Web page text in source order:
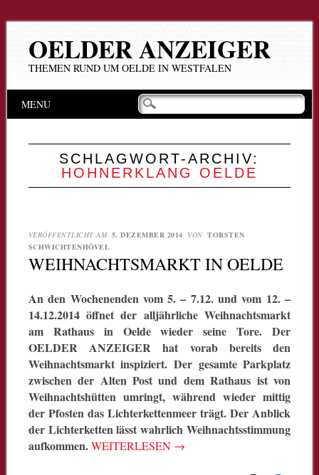
OELDER ANZEIGER
THEMEN RUND UM OELDE IN WESTFALEN
Hauptmenü
Inhalt
MENU
SCHLAGWORT-ARCHIV:
HOHNERKLANG OELDE
VERÖFFENTLICHT AM 5. DEZEMBER 2014 VON TORSTEN
SCHWICHTENHÖVEL
WEIHNACHTSMARKT IN OELDE
An den Wochenenden vom 5. – 7.12. und vom 12. –
14.12.2014 öffnet der alljährliche Weihnachtsmarkt
am Rathaus in Oelde wieder seine Tore. Der
OELDER ANZEIGER hat vorab bereits den
Weihnachtsmarkt inspiziert. Der gesamte Parkplatz
zwischen der Alten Post und dem Rathaus ist von
Weihnachtshütten umringt, während wieder mittig
der Pfosten das Lichterkettenmeer trägt. Der Anblick
der Lichterketten lässt wahrlich Weihnachtsstimmung
aufkommen.WEITERLESEN →